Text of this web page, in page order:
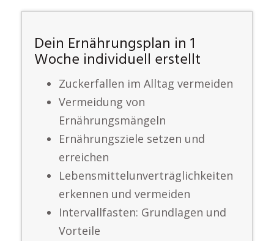
Dein Ernährungsplan in 1
Woche individuell erstellt
Zuckerfallen im Alltag vermeiden
Vermeidung von
Ernährungsmängeln
Ernährungsziele setzen und
erreichen
Lebensmittelunverträglichkeiten
erkennen und vermeiden
Intervallfasten: Grundlagen und
Vorteile